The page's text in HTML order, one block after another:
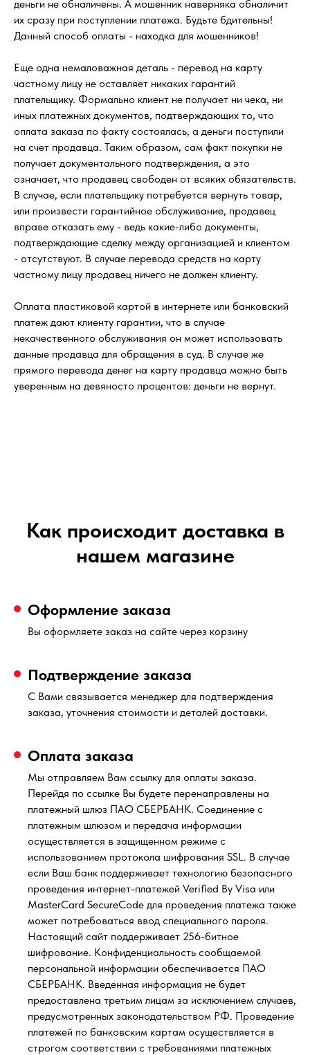
деньги не обналичены. А мошенник наверняка обналичит
их сразу при поступлении платежа. Будьте бдительны!
Данный способ оплаты - находка для мошенников!
Еще одна немаловажная деталь - перевод на карту
частному лицу не оставляет никаких гарантий
плательщику. Формально клиент не получает ни чека, ни
иных платежных документов, подтверждающих то, что
оплата заказа по факту состоялась, а деньги поступили
на счет продавца. Таким образом, сам факт покупки не
получает документального подтверждения, а это
означает, что продавец свободен от всяких обязательств.
В случае, если плательщику потребуется вернуть товар,
или произвести гарантийное обслуживание, продавец
вправе отказать ему - ведь какие-либо документы,
подтверждающие сделку между организацией и клиентом
- отсутствуют. В случае перевода средств на карту
частному лицу продавец ничего не должен клиенту.
Оплата пластиковой картой в интернете или банковский
платеж дают клиенту гарантии, что в случае
некачественного обслуживания он может использовать
данные продавца для обращения в суд. В случае же
прямого перевода денег на карту продавца можно быть
уверенным на девяносто процентов: деньги не вернут.
Как происходит доставка в
нашем магазине
Оформление заказа
Вы оформляете заказ на сайте через корзину
Подтверждение заказа
С Вами связывается менеджер для подтверждения
заказа, уточнения стоимости и деталей доставки.
Оплата заказа
Мы отправляем Вам ссылку для оплаты заказа.
Перейдя по ссылке Вы будете перенаправлены на
платежный шлюз ПАО СБЕРБАНК. Соединение с
платежным шлюзом и передача информации
осуществляется в защищенном режиме с
использованием протокола шифрования SSL. В случае
если Ваш банк поддерживает технологию безопасного
проведения интернет-платежей Verified By Visa или
MasterCard SecureCode для проведения платежа также
может потребоваться ввод специального пароля.
Настоящий сайт поддерживает 256-битное
шифрование. Конфиденциальность сообщаемой
персональной информации обеспечивается ПАО
СБЕРБАНК. Введенная информация не будет
предоставлена третьим лицам за исключением случаев,
предусмотренных законодательством РФ. Проведение
платежей по банковским картам осуществляется в
строгом соответствии с требованиями платежных